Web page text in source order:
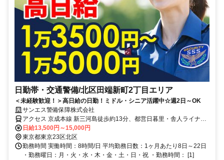
日勤帯・交通警備/北区田端新町2丁目エリア
＜未経験歓迎！＞高日給の日勤！ミドル・シニア活躍中☆週2日～OK
サンエス警備保障株式会社
アクセス 京成本線 新三河島徒歩約13分、都営日暮里・舎人ライナー
西日暮里西口徒歩約13分、都営日暮里・舎人ライナー 西日暮里西口
徒歩約13分 直行直帰OK＊交通費全額支給＊北千住支社（足立支社）
（「北千住駅」東口より徒歩3分程度）※支社が複数ある為、自宅の
最寄りなどお近くの支社での面接OK！
日給13,500円～15,000円
東京都東京23区北区
勤務時間 実働時間：8時間/日 平均勤務日数：1ヶ月あたり8日～22日
・勤務曜日：月・火・水・木・金・土・日・祝 ・勤務時間： [1]